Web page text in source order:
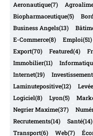
Aeronautique(7)
Biopharmaceutique(5)
Business Angels(13)
E-Commerce(8) Emploi(51)
Export(70) Featured(4)
Immobilier(11)
Internet(19) Investissement
Laminutepositive(12)
Logiciel(8) Lyon(5)
Negrier Maxime(37)
Recrutements(14) Santé(14)
Transport(6) Web(7)